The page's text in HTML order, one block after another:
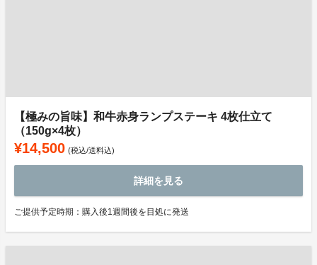
【極みの旨味】和牛赤身ランプステーキ 4枚仕立て
（150g×4枚）
¥14,500 (税込/送料込)
詳細を見る
ご提供予定時期：購入後1週間後を目処に発送